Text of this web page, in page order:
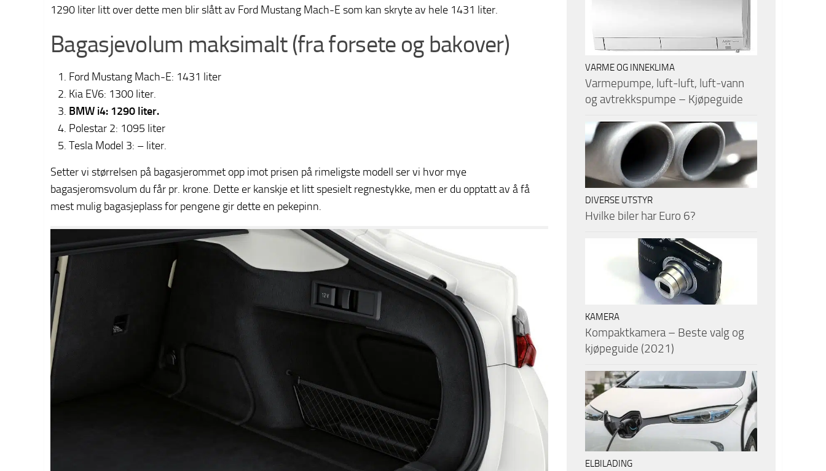
1290 liter litt over dette men blir slått av Ford Mustang Mach-E som kan skryte av hele 1431 liter.
Bagasjevolum maksimalt (fra forsete og bakover)
Ford Mustang Mach-E: 1431 liter
Kia EV6: 1300 liter.
BMW i4: 1290 liter.
Polestar 2: 1095 liter
Tesla Model 3: – liter.
Setter vi størrelsen på bagasjerommet opp imot prisen på rimeligste modell ser vi hvor mye
bagasjeromsvolum du får pr. krone. Dette er kanskje et litt spesielt regnestykke, men er du opptatt av å få
mest mulig bagasjeplass for pengene gir dette en pekepinn.
VARME OG INNEKLIMA
Varmepumpe, luft-luft, luft-vann
og avtrekkspumpe – Kjøpeguide
DIVERSE UTSTYR
Hvilke biler har Euro 6?
KAMERA
Kompaktkamera – Beste valg og
kjøpeguide (2021)
ELBILADING